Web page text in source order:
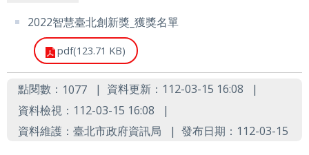
2022智慧臺北創新獎_獲獎名單
pdf(123.71 KB)
點閱數： 1077
資料更新：112-03-15 16:08
資料檢視：112-03-15 16:08
資料維護：臺北市政府資訊局
發布日期：112-03-15